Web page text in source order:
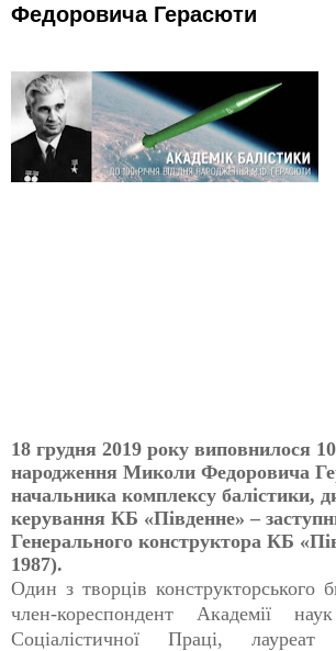
Федоровича Герасюти
18 грудня 2019 року виповнилося
народження Миколи Федоровича
начальника комплексу балістики,
керування КБ «Південне» –
Генерального конструктора КБ
1987).
Один з творців конструкторського
член-кореспондент Академії
Соціалістичної Праці,